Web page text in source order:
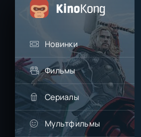
Новинки
Фильмы
Сериалы
Мультфильмы